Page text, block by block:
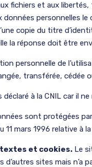
fichiers et aux
données personnelles
copie du titre
la réponse doit être
personnelle de
transférée, cédée
déclaré à la CNIL car il
sont protégées
11 mars 1996 relative à
et cookies. Le
d’autres sites mais n’a